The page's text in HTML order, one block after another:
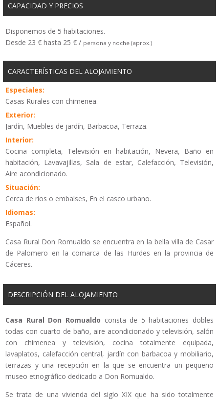
CAPACIDAD Y PRECIOS
Disponemos de 5 habitaciones.
Desde 23 € hasta 25 € / persona y noche (aprox.)
CARACTERÍSTICAS DEL ALOJAMIENTO
Especiales:
Casas Rurales con chimenea.
Exterior:
Jardín, Muebles de jardín, Barbacoa, Terraza.
Interior:
Cocina completa, Televisión en habitación, Nevera, Baño en
habitación, Lavavajillas, Sala de estar, Calefacción, Televisión,
Aire acondicionado.
Situación:
Cerca de rios o embalses, En el casco urbano.
Idiomas:
Español.
Casa Rural Don Romualdo se encuentra en la bella villa de Casar
de Palomero en la comarca de las Hurdes en la provincia de
Cáceres.
DESCRIPCIÓN DEL ALOJAMIENTO
Casa Rural Don Romualdo consta de 5 habitaciones dobles
todas con cuarto de baño, aire acondicionado y televisión, salón
con chimenea y televisión, cocina totalmente equipada,
lavaplatos, calefacción central, jardín con barbacoa y mobiliario,
terrazas y una recepción en la que se encuentra un pequeño
museo etnográfico dedicado a Don Romualdo.
Se trata de una vivienda del siglo XIX que ha sido totalmente